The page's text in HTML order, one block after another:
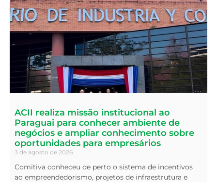
ACII realiza missão institucional ao
Paraguai para conhecer ambiente de
negócios e ampliar conhecimento sobre
oportunidades para empresários
3 de agosto de 2026
Comitiva conheceu de perto o sistema de incentivos
ao empreendedorismo, projetos de infraestrutura e